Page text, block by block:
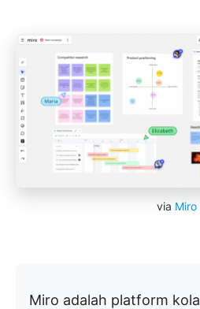
via Miro
Miro adalah platform